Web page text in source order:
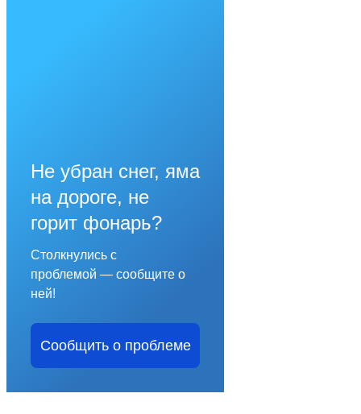
Не убран снег, яма
на дороге, не
горит фонарь?
Столкнулись с
проблемой — сообщите о
ней!
Сообщить о проблеме